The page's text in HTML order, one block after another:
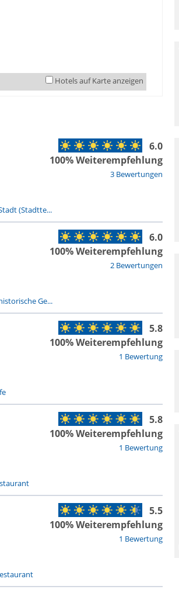
Hotels auf Karte anzeigen
3 Bewertungen
6.0
100% Weiterempfehlung
(Stadtte...
2 Bewertungen
6.0
100% Weiterempfehlung
Ge...
1 Bewertung
5.8
100% Weiterempfehlung
1 Bewertung
5.8
100% Weiterempfehlung
1 Bewertung
5.5
100% Weiterempfehlung